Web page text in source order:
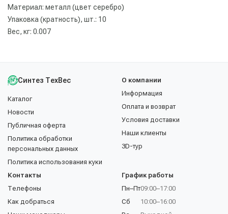
Материал: металл (цвет серебро)
Упаковка (кратность), шт.: 10
Вес, кг: 0.007
Синтез ТехВес
Каталог
Новости
Публичная оферта
Политика обработки
персональных данных
Политика использования куки
О компании
Информация
Оплата и возврат
Условия доставки
Наши клиенты
3D-тур
Контакты
Телефоны
Как добраться
График работы
Пн–Пт
Сб
09:00–17:00
10:00–16:00